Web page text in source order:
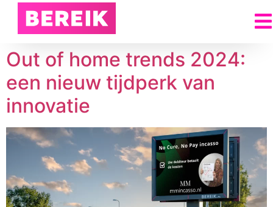
Out of home trends 2024:
een nieuw tijdperk van
innovatie